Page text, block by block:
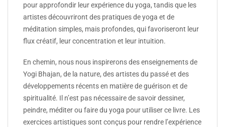
pour approfondir leur expérience du yoga, tandis que les
artistes découvriront des pratiques de yoga et de
méditation simples, mais profondes, qui favoriseront leur
flux créatif, leur concentration et leur intuition.
En chemin, nous nous inspirerons des enseignements de
Yogi Bhajan, de la nature, des artistes du passé et des
développements récents en matière de guérison et de
spiritualité. Il n’est pas nécessaire de savoir dessiner,
peindre, méditer ou faire du yoga pour utiliser ce livre. Les
exercices artistiques sont conçus pour rendre l’expérience